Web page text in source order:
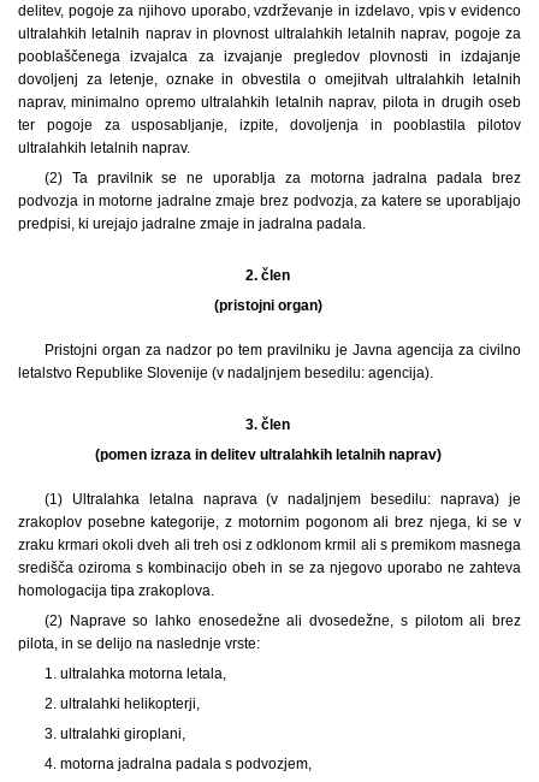
delitev, pogoje za njihovo uporabo, vzdrževanje in izdelavo, vpis v evidenco
ultralahkih letalnih naprav in plovnost ultralahkih letalnih naprav, pogoje za
pooblaščenega izvajalca za izvajanje pregledov plovnosti in izdajanje
dovoljenj za letenje, oznake in obvestila o omejitvah ultralahkih letalnih
naprav, minimalno opremo ultralahkih letalnih naprav, pilota in drugih oseb
ter pogoje za usposabljanje, izpite, dovoljenja in pooblastila pilotov
ultralahkih letalnih naprav.
(2) Ta pravilnik se ne uporablja za motorna jadralna padala brez
podvozja in motorne jadralne zmaje brez podvozja, za katere se uporabljajo
predpisi, ki urejajo jadralne zmaje in jadralna padala.
2. člen
(pristojni organ)
Pristojni organ za nadzor po tem pravilniku je Javna agencija za civilno
letalstvo Republike Slovenije (v nadaljnjem besedilu: agencija).
3. člen
(pomen izraza in delitev ultralahkih letalnih naprav)
(1) Ultralahka letalna naprava (v nadaljnjem besedilu: naprava) je
zrakoplov posebne kategorije, z motornim pogonom ali brez njega, ki se v
zraku krmari okoli dveh ali treh osi z odklonom krmil ali s premikom masnega
središča oziroma s kombinacijo obeh in se za njegovo uporabo ne zahteva
homologacija tipa zrakoplova.
(2) Naprave so lahko enosedežne ali dvosedežne, s pilotom ali brez
pilota, in se delijo na naslednje vrste:
1. ultralahka motorna letala,
2. ultralahki helikopterji,
3. ultralahki giroplani,
4. motorna jadralna padala s podvozjem,